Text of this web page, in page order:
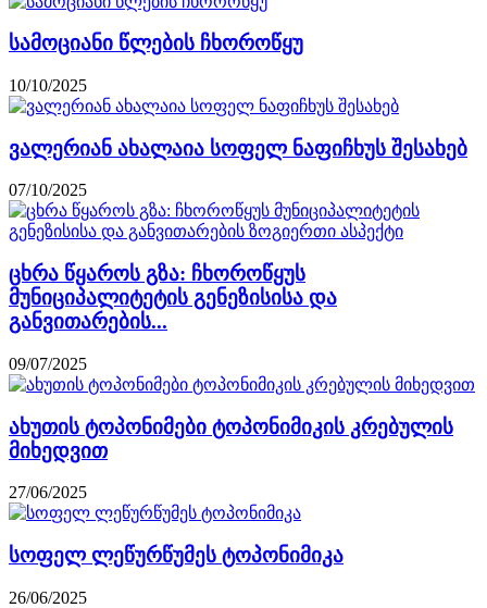
სამოციანი წლების ჩხოროწყუ
10/10/2025
ვალერიან ახალაია სოფელ ნაფიჩხუს შესახებ
07/10/2025
ცხრა წყაროს გზა: ჩხოროწყუს
მუნიციპალიტეტის გენეზისისა და
განვითარების...
09/07/2025
ახუთის ტოპონიმები ტოპონიმიკის კრებულის
მიხედვით
27/06/2025
სოფელ ლეწურწუმეს ტოპონიმიკა
26/06/2025